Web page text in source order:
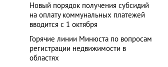
Новый порядок получения субсидий
на оплату коммунальных платежей
вводится с 1 октября
Горячие линии Минюста по вопросам
регистрации недвижимости в
областях